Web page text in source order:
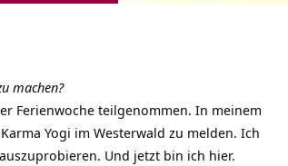
machen?
Ferienwoche teilgenommen. In meinem
Yogi im Westerwald zu melden. Ich
Und jetzt bin ich hier.